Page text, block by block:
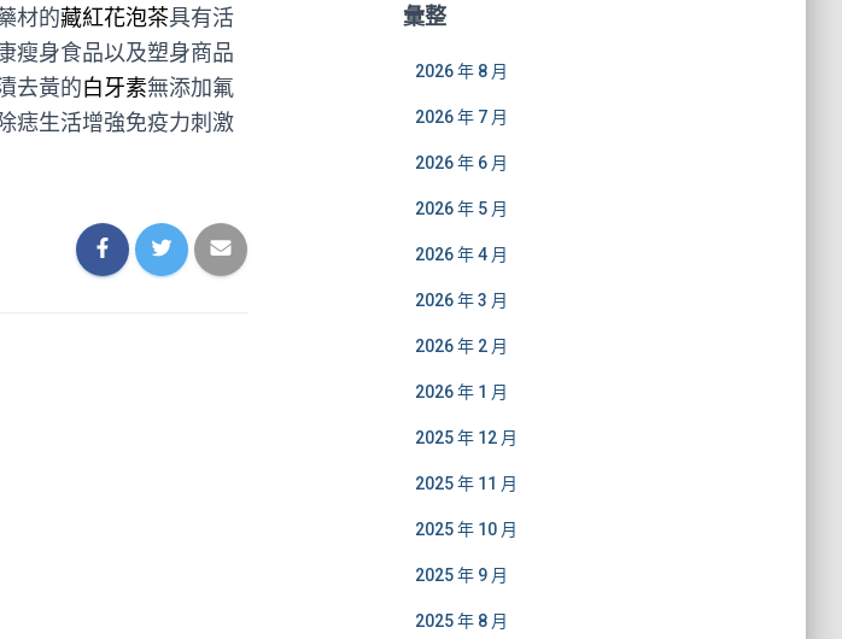
材的藏紅花泡茶具有活
瘦身食品以及塑身商品
去黃的白牙素無添加氟
痣生活增強免疫力刺激
彙整
2026 年 8 月
2026 年 7 月
2026 年 6 月
2026 年 5 月
2026 年 4 月
2026 年 3 月
2026 年 2 月
2026 年 1 月
2025 年 12 月
2025 年 11 月
2025 年 10 月
2025 年 9 月
2025 年 8 月